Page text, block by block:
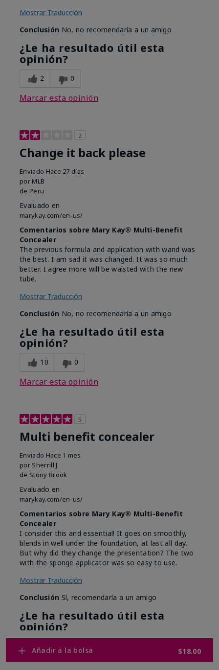
Añadir a la bolsa $18.00
Mostrar Traducción
Conclusión No, no recomendaría a un amigo
¿Le ha resultado útil esta
opinión?
2 0
Marcar esta opinión
2
Change it back please
Enviado Hace 27 días
por MLB
de Peru
Evaluado en
marykay.com/en-us/
Comentarios sobre Mary Kay® Multi-Benefit
Concealer
The previous formula and application with wand was
the best. I am sad it was changed. It was so much
better. I agree more will be waisted with the new
tube.
Mostrar Traducción
Conclusión No, no recomendaría a un amigo
¿Le ha resultado útil esta
opinión?
10 0
Marcar esta opinión
5
Multi benefit concealer
Enviado Hace 1 mes
por Sherrill J
de Stony Brook
Evaluado en
marykay.com/en-us/
Comentarios sobre Mary Kay® Multi-Benefit
Concealer
I consider this and essential! It goes on smoothly,
blends in well under the foundation, at last all day.
But why did they change the presentation? The two
with the sponge applicator was so easy to use.
Mostrar Traducción
Conclusión Sí, recomendaría a un amigo
¿Le ha resultado útil esta
opinión?
0
Marcar esta opinión